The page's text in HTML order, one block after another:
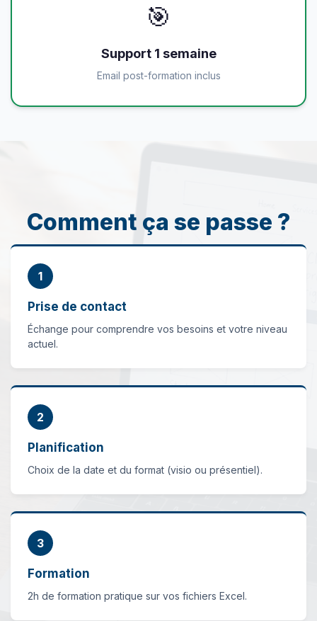
🎯
Support 1 semaine
Email post-formation inclus
Comment ça se passe ?
1
Prise de contact
Échange pour comprendre vos besoins et votre niveau
actuel.
2
Planification
Choix de la date et du format (visio ou présentiel).
3
Formation
2h de formation pratique sur vos fichiers Excel.